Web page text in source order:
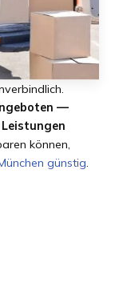
—
können,
günstig.